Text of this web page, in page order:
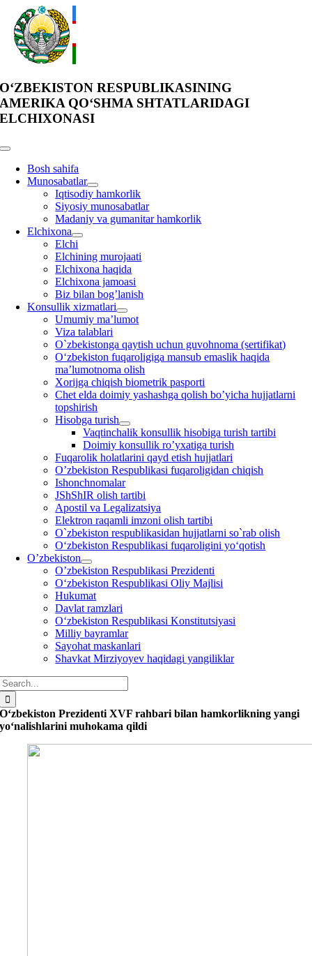
Skip
content
O‘ZBEKISTON RESPUBLIKASINING
AMERIKA QO‘SHMA SHTATLARIDAGI
ELCHIXONASI
Toggle
NavigationBosh sahifa
Munosabatlar
Iqtisodiy hamkorlik
Siyosiy munosabatlar
Madaniy va gumanitar hamkorlik
Elchixona
Elchi
Elchining murojaati
Elchixona haqida
Elchixona jamoasi
Biz bilan bog’lanish
Konsullik xizmatlari
Umumiy ma’lumot
Viza talablari
O`zbekistonga qaytish uchun guvohnoma (sertifikat)
O‘zbekiston fuqaroligiga mansub emaslik haqida
ma’lumotnoma olish
Xorijga chiqish biometrik pasporti
Chet elda doimiy yashashga qolish bo’yicha hujjatlarni
topshirish
Hisobga turish
Vaqtinchalik konsullik hisobiga turish tartibi
Doimiy konsullik ro’yxatiga turish
Fuqarolik holatlarini qayd etish hujjatlari
O’zbekiston Respublikasi fuqaroligidan chiqish
Ishonchnomalar
JShShIR olish tartibi
Apostil va Legalizatsiya
Elektron raqamli imzoni olish tartibi
O`zbekiston respublikasidan hujjatlarni so`rab olish
O‘zbekiston Respublikasi fuqaroligini yo‘qotish
O’zbekiston
O’zbekiston Respublikasi Prezidenti
O‘zbekiston Respublikasi Oliy Majlisi
Hukumat
Davlat ramzlari
O‘zbekiston Respublikasi Konstitutsiyasi
Milliy bayramlar
Sayohat maskanlari
Shavkat Mirziyoyev haqidagi yangiliklar
O‘zbekiston Prezidenti XVF rahbari bilan hamkorlikning yangi
yo‘nalishlarini muhokama qildi